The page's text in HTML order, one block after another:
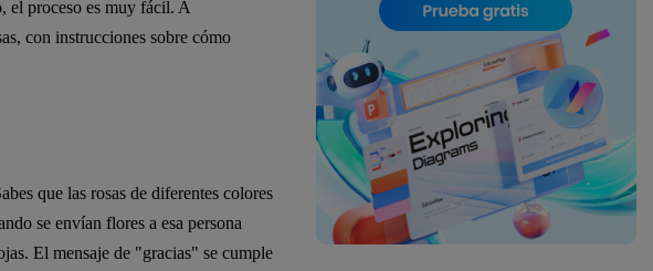
el proceso es muy fácil. A
con instrucciones sobre cómo
que las rosas de diferentes colores
se envían flores a esa persona
El mensaje de "gracias" se cumple